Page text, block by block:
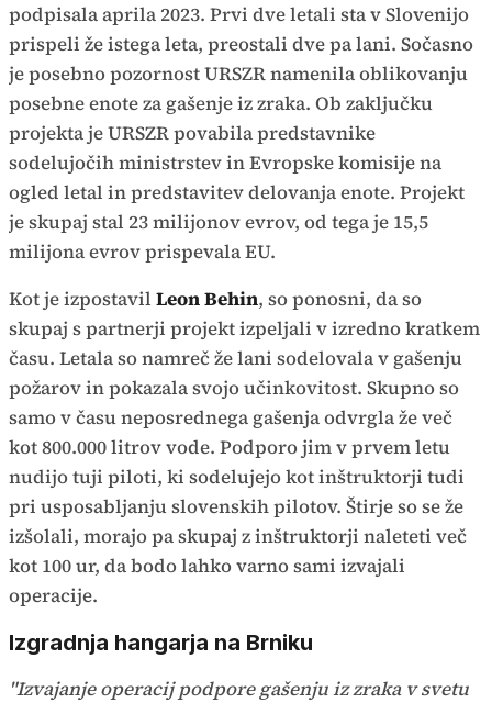
podpisala aprila 2023. Prvi dve letali sta v Slovenijo
prispeli že istega leta, preostali dve pa lani. Sočasno
je posebno pozornost URSZR namenila oblikovanju
posebne enote za gašenje iz zraka. Ob zaključku
projekta je URSZR povabila predstavnike
sodelujočih ministrstev in Evropske komisije na
ogled letal in predstavitev delovanja enote. Projekt
je skupaj stal 23 milijonov evrov, od tega je 15,5
milijona evrov prispevala EU.
Kot je izpostavil Leon Behin, so ponosni, da so
skupaj s partnerji projekt izpeljali v izredno kratkem
času. Letala so namreč že lani sodelovala v gašenju
požarov in pokazala svojo učinkovitost. Skupno so
samo v času neposrednega gašenja odvrgla že več
kot 800.000 litrov vode. Podporo jim v prvem letu
nudijo tuji piloti, ki sodelujejo kot inštruktorji tudi
pri usposabljanju slovenskih pilotov. Štirje so se že
izšolali, morajo pa skupaj z inštruktorji naleteti več
kot 100 ur, da bodo lahko varno sami izvajali
operacije.
Izgradnja hangarja na Brniku
"Izvajanje operacij podpore gašenju iz zraka v svetu